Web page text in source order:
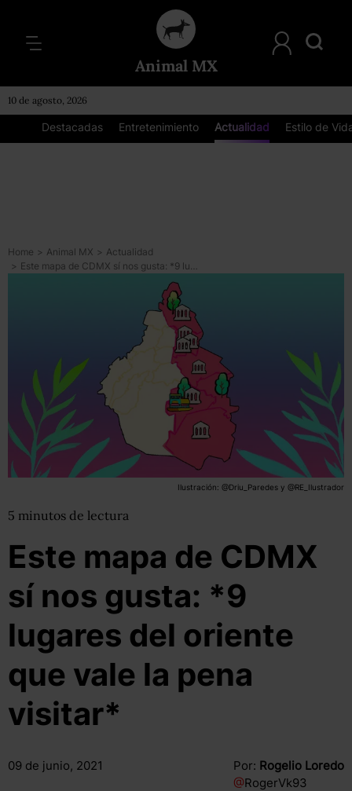
Animal MX
10 de agosto, 2026
Destacadas Entretenimiento Actualidad Estilo de
Home > Animal MX > Actualidad
>
Este mapa de CDMX sí nos gusta: *9 lugares del oriente que vale la pena visitar*
Ilustración: @Driu_Paredes y @RE_Ilustrador
5 minutos de lectura
Este mapa de CDMX
sí nos gusta: *9
lugares del oriente
que vale la pena
visitar*
09 de junio, 2021 Por: Rogelio Loredo
@RogerVk93